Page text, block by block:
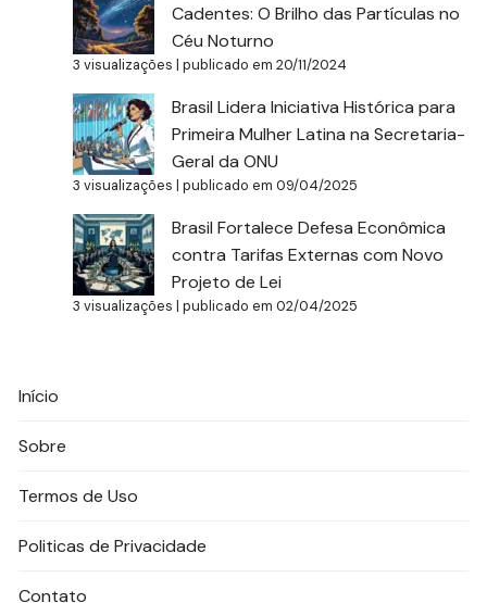
Cadentes: O Brilho das Partículas no
Céu Noturno
3 visualizações |publicado em 20/11/2024
Brasil Lidera Iniciativa Histórica para
Primeira Mulher Latina na Secretaria-
Geral da ONU
3 visualizações |publicado em 09/04/2025
Brasil Fortalece Defesa Econômica
contra Tarifas Externas com Novo
Projeto de Lei
3 visualizações |publicado em 02/04/2025
Início
Sobre
Termos de Uso
Politicas de Privacidade
Contato